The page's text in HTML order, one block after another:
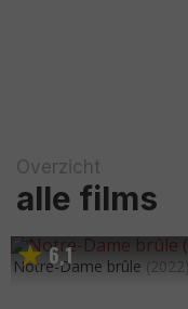
Overzicht
alle films
6,1
Notre-Dame brûle (2022)